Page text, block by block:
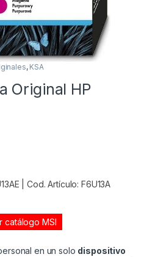
, KSA
Original HP
| Cod. Artículo: F6U13A
catálogo MSI
en un solo dispositivo